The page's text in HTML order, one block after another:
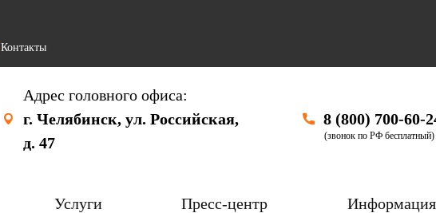
Контакты
Адрес головного офиса:
г. Челябинск, ул. Российская,
д. 47
8 (800) 700-60-
(звонок по РФ бесплатный)
Услуги Пресс-центр Информация